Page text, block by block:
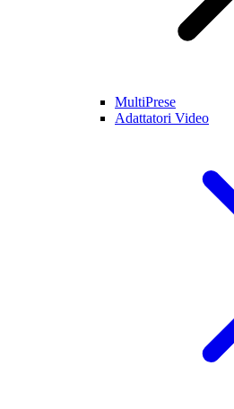
MultiPrese
Adattatori Video